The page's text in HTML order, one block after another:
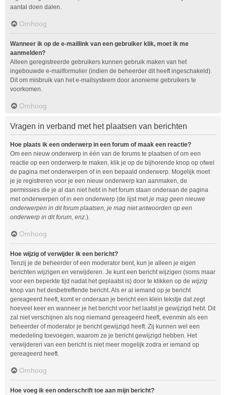
aantal doen dalen.
Omhoog
Wanneer ik op de e-maillink van een gebruiker klik, moet ik me
aanmelden?
Alleen geregistreerde gebruikers kunnen gebruik maken van het
ingebouwde e-mailformulier (indien de beheerder dit heeft ingeschakeld).
Dit om misbruik van het e-mailsysteem door anonieme gebruikers te
voorkomen.
Omhoog
Vragen in verband met het plaatsen van berichten
Hoe plaats ik een onderwerp in een forum of maak een reactie?
Om een nieuw onderwerp in één van de forums te plaatsen of om een
reactie op een onderwerp te maken, klik je op de bijhorende knop op ofwel
de pagina met onderwerpen of in een bepaald onderwerp. Mogelijk moet
je je registreren voor je een nieuw onderwerp kan aanmaken, de
permissies die je al dan niet hebt in het forum staan onderaan de pagina
met onderwerpen of in een onderwerp (de lijst metje mag geen nieuwe
onderwerpen in dit forum plaatsen, je mag niet antwoorden op een
onderwerp in dit forum, enz.).
Omhoog
Hoe wijzig of verwijder ik een bericht?
Tenzij je de beheerder of een moderator bent, kun je alleen je eigen
berichten wijzigen en verwijderen. Je kunt een bericht wijzigen (soms maar
voor een beperkte tijd nadat het geplaatst is) door te klikken op de wijzig
knop van het desbetreffende bericht. Als er al iemand op je bericht
gereageerd heeft, komt er onderaan je bericht een klein tekstje dat zegt
hoeveel keer en wanneer je het bericht voor het laatst je gewijzigd hebt. Dit
zal niet verschijnen als nog niemand gereageerd heeft, evenmin als een
beheerder of moderator je bericht gewijzigd heeft. Zij kunnen wel een
mededeling toevoegen, waarom ze je bericht gewijzigd hebben. Het
verwijderen van een bericht is niet meer mogelijk zodra er iemand op
gereageerd heeft.
Omhoog
Hoe voeg ik een onderschrift toe aan mijn bericht?